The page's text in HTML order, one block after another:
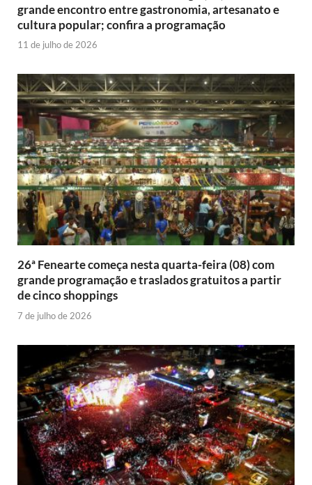
grande encontro entre gastronomia, artesanato e
cultura popular; confira a programação
11 de julho de 2026
26ª Fenearte começa nesta quarta-feira (08) com
grande programação e traslados gratuitos a partir
de cinco shoppings
7 de julho de 2026